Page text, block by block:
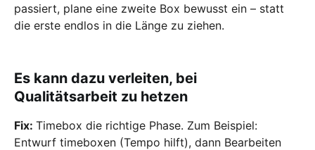
passiert, plane eine zweite Box bewusst ein – statt
die erste endlos in die Länge zu ziehen.
Es kann dazu verleiten, bei
Qualitätsarbeit zu hetzen
Fix: Timebox die richtige Phase. Zum Beispiel:
Entwurf timeboxen (Tempo hilft), dann Bearbeiten